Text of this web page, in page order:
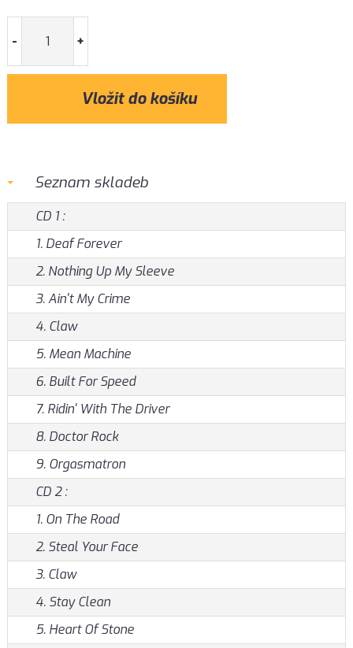
- +
Seznam skladeb
CD 1 :
1. Deaf Forever
2. Nothing Up My Sleeve
3. Ain't My Crime
4. Claw
5. Mean Machine
6. Built For Speed
7. Ridin' With The Driver
8. Doctor Rock
9. Orgasmatron
CD 2 :
1. On The Road
2. Steal Your Face
3. Claw
4. Stay Clean
5. Heart Of Stone